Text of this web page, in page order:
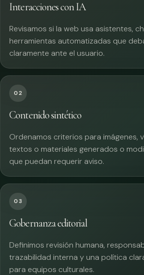
Interacciones con IA
Revisamos si la web usa asistentes,
herramientas automatizadas que
claramente ante el usuario.
02
Contenido sintético
Ordenamos criterios para imágenes,
textos o materiales generados o
que puedan requerir aviso.
03
Gobernanza editorial
Definimos revisión humana,
trazabilidad interna y una política
para equipos culturales.